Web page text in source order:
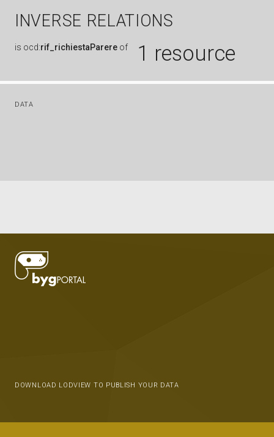
INVERSE RELATIONS
is ocd:rif_richiestaParere of 1 resource
DATA
DOWNLOAD LODVIEW TO PUBLISH YOUR DATA